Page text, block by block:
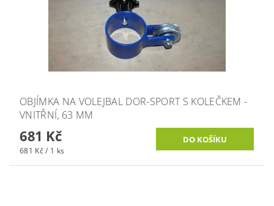
OBJÍMKA NA VOLEJBAL DOR-SPORT S KOLEČKEM -
VNITŘNÍ, 63 MM
681 Kč
681 Kč / 1 ks